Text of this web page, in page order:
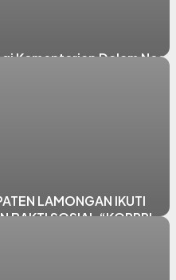
Kementerian Dalam
LAMONGAN IKUTI
BAKTI SOSIAL “KORPRI